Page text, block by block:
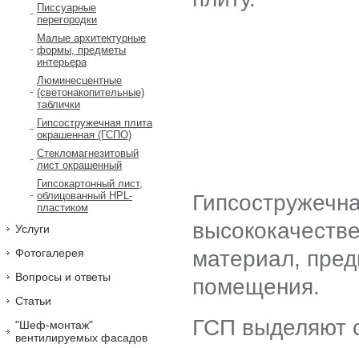
материал,
помещения.
ГСП выделяют
Писсуарные
перегородки
Малые архитектурные
формы, предметы
интерьера
Люминесцентные
(светонакопительные)
таблички
Гипсостружечная плита
окрашенная (ГСПО)
Стекломагнезитовый
лист окрашенный
Гипсокартонный лист,
облицованный HPL-
пластиком
Услуги
Фотогалерея
Вопросы и ответы
Статьи
"Шеф-монтаж"
вентилируемых фасадов